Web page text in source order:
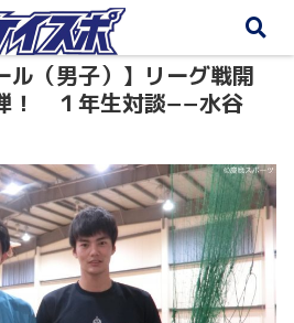
ル（男子）】リーグ戦開
！ １年生対談−−水谷